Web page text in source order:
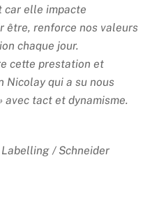
car elle impacte
être, renforce nos valeurs
chaque jour.
cette prestation et
Nicolay qui a su nous
avec tact et dynamisme.
/ Schneider